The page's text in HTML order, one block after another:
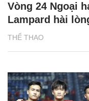
THỂ THAO
Vòng 24 Ngoại
Lampard hài